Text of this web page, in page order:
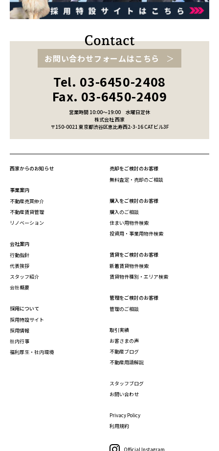
お問い合わせフォームはこちら
Tel. 03-6450-2408
Fax. 03-6450-2409
営業時間 10:00～19:00
水曜日定休
株式会社 西家
〒150-0021 東京都渋谷区恵比寿西2-3-16 CATビル3F
西家からのお知らせ
事業案内
不動産売買仲介
不動産賃貸管理
リノベーション
会社案内
行動指針
代表挨拶
スタッフ紹介
会社概要
採用について
採用特設サイト
採用情報
社内行事
福利厚生・社内環境
売却をご検討のお客様
無料査定・売却のご相談
購入をご検討のお客様
購入のご相談
住まい用物件検索
投資用・事業用物件検索
賃貸をご検討のお客様
新着賃貸物件検索
賃貸物件種別・エリア検索
管理をご検討のお客様
管理のご相談
取引実績
お客さまの声
不動産ブログ
不動産用語解説
スタッフブログ
お問い合わせ
Privacy Policy
利用規約
Official Instagram